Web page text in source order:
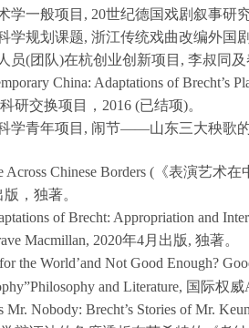
学一般项目, 20世纪德国戏剧叙事研究,
学规划课题, 浙江传统戏曲改编外国剧
员(团队)在杭创业创新项目, 李叔同
China: Adaptations of Brecht’s
研交换项目，2016 (已结项)。
学青年项目, 闹节——山东三大秧歌的
Across Chinese Borders(《表演艺术在
版，独著。
of Brecht: Appropriation and
Macmillan, 2020年4月出版, 独著。
the World’and Not Good Enough?
”Philosophy and Literature, 国际权威
Mr. Nobody: Brecht’s Stories of Mr.